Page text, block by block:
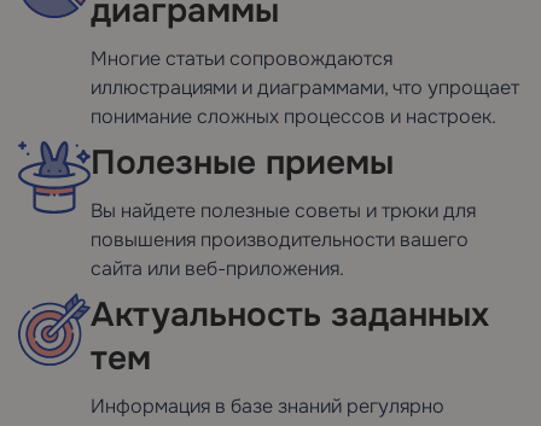
диаграммы
Многие статьи сопровождаются
иллюстрациями и диаграммами, что упрощает
понимание сложных процессов и настроек.
Полезные приемы
Вы найдете полезные советы и трюки для
повышения производительности вашего
сайта или веб-приложения.
Актуальность заданных
тем
Информация в базе знаний регулярно